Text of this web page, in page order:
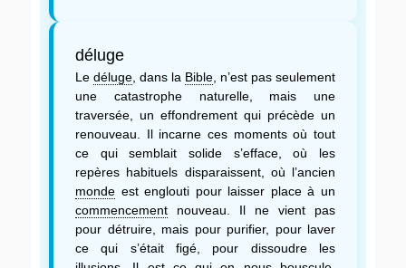
déluge
Le déluge , dans la Bible , n’est pas seulement
une catastrophe naturelle, mais une
traversée, un effondrement qui précède un
renouveau. Il incarne ces moments où tout
ce qui semblait solide s’efface, où les
repères habituels disparaissent, où l’ancien
monde est englouti pour laisser place à un
commencement nouveau. Il ne vient pas
pour détruire, mais pour purifier, pour laver
ce qui s’était figé, pour dissoudre les